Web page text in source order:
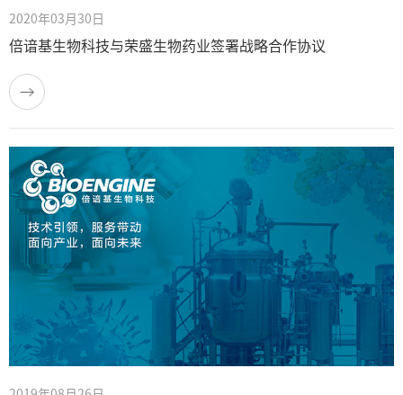
2020年03月30日
倍谙基生物科技与荣盛生物药业签署战略合作协议